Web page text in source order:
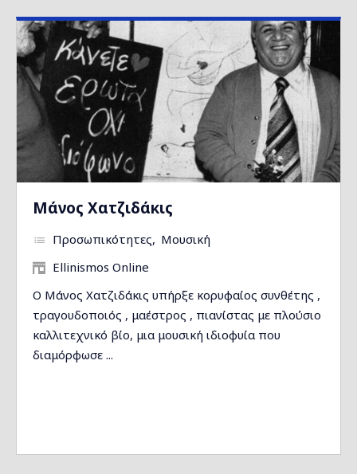
Μάνος Χατζιδάκις
Προσωπικότητες
Μουσική
Ellinismos Online
Ο Μάνος Χατζιδάκις υπήρξε κορυφαίος συνθέτης ,
τραγουδοποιός , μαέστρος , πιανίστας με πλούσιο
καλλιτεχνικό βίο, μια μουσική ιδιοφυία που
διαμόρφωσε ...